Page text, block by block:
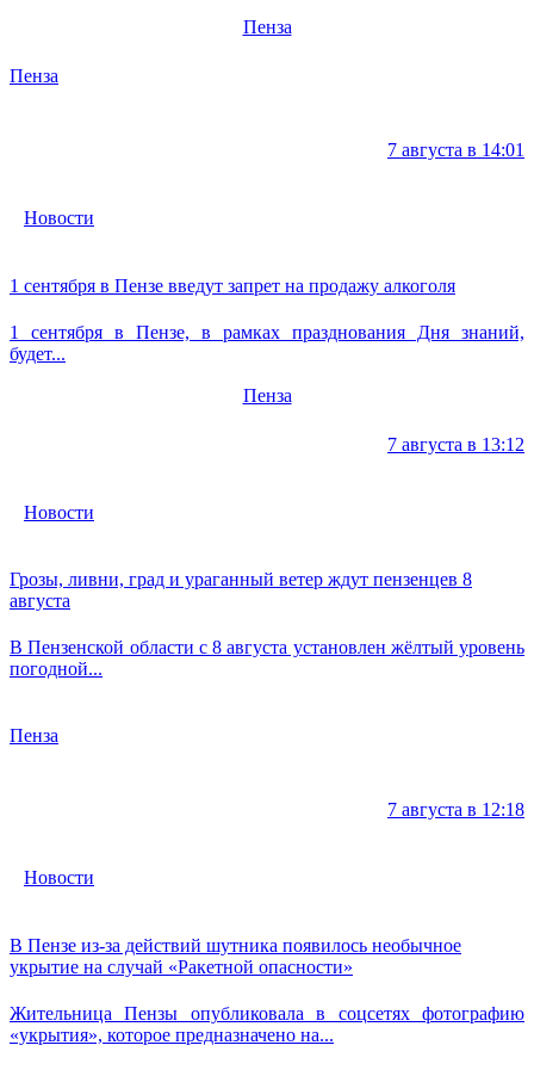
Пенза
Пенза
7 августа в 14:01
Новости
1 сентября в Пензе введут запрет на продажу алкоголя
1 сентября в Пензе, в рамках празднования Дня знаний,
будет...
Пенза
7 августа в 13:12
Новости
Грозы, ливни, град и ураганный ветер ждут пензенцев 8
августа
В Пензенской области с 8 августа установлен жёлтый уровень
погодной...
Пенза
7 августа в 12:18
Новости
В Пензе из-за действий шутника появилось необычное
укрытие на случай «Ракетной опасности»
Жительница Пензы опубликовала в соцсетях фотографию
«укрытия», которое предназначено на...